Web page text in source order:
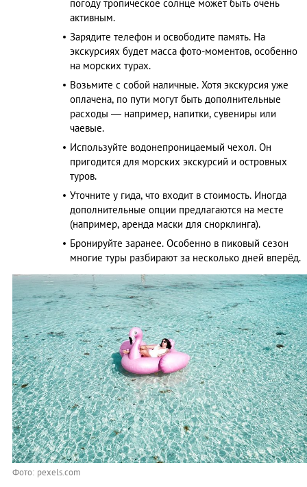
погоду тропическое солнце может быть очень
активным.
Зарядите телефон и освободите память. На
экскурсиях будет масса фото-моментов, особенно
на морских турах.
Возьмите с собой наличные. Хотя экскурсия уже
оплачена, по пути могут быть дополнительные
расходы — например, напитки, сувениры или
чаевые.
Используйте водонепроницаемый чехол. Он
пригодится для морских экскурсий и островных
туров.
Уточните у гида, что входит в стоимость. Иногда
дополнительные опции предлагаются на месте
(например, аренда маски для снорклинга).
Бронируйте заранее. Особенно в пиковый сезон
многие туры разбирают за несколько дней вперёд.
Фото: pexels.com